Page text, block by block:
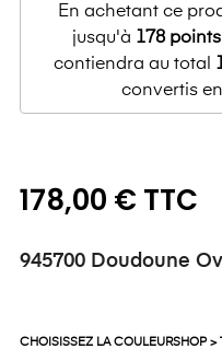
En achetant ce
jusqu'à 178points
contiendra au total
convertis
178,00 € TTC
945700 Doudoune
CHOISISSEZ LA COULEURSHOP >